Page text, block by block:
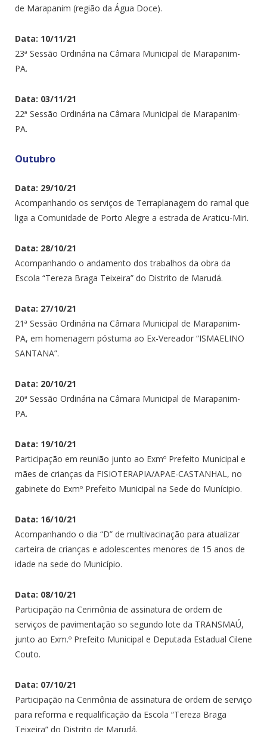
de Marapanim (região da Água Doce).
Data: 10/11/21
23ª Sessão Ordinária na Câmara Municipal de Marapanim-
PA.
Data: 03/11/21
22ª Sessão Ordinária na Câmara Municipal de Marapanim-
PA.
Outubro
Data: 29/10/21
Acompanhando os serviços de Terraplanagem do ramal que
liga a Comunidade de Porto Alegre a estrada de Araticu-Miri.
Data: 28/10/21
Acompanhando o andamento dos trabalhos da obra da
Escola “Tereza Braga Teixeira” do Distrito de Marudá.
Data: 27/10/21
21ª Sessão Ordinária na Câmara Municipal de Marapanim-
PA, em homenagem póstuma ao Ex-Vereador “ISMAELINO
SANTANA”.
Data: 20/10/21
20ª Sessão Ordinária na Câmara Municipal de Marapanim-
PA.
Data: 19/10/21
Participação em reunião junto ao Exmº Prefeito Municipal e
mães de crianças da FISIOTERAPIA/APAE-CASTANHAL, no
gabinete do Exmº Prefeito Municipal na Sede do Munícipio.
Data: 16/10/21
Acompanhando o dia “D” de multivacinação para atualizar
carteira de crianças e adolescentes menores de 15 anos de
idade na sede do Município.
Data: 08/10/21
Participação na Cerimônia de assinatura de ordem de
serviços de pavimentação so segundo lote da TRANSMAÚ,
junto ao Exm.º Prefeito Municipal e Deputada Estadual Cilene
Couto.
Data: 07/10/21
Participação na Cerimônia de assinatura de ordem de serviço
para reforma e requalificação da Escola “Tereza Braga
Teixeira” do Distrito de Marudá.